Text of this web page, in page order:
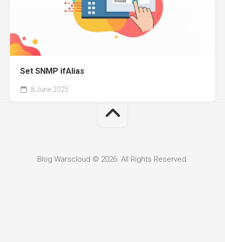
Set SNMP ifAlias
8 June 2025
Blog Warscloud © 2026. All Rights Reserved.